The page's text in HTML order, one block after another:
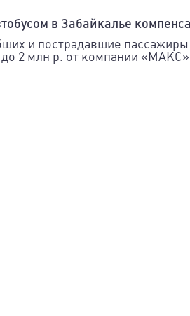
в Забайкалье
и пострадавшие
2 млн р. от компании